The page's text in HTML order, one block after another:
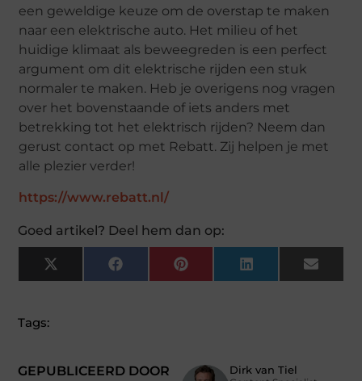
een geweldige keuze om de overstap te maken
naar een elektrische auto. Het milieu of het
huidige klimaat als beweegreden is een perfect
argument om dit elektrische rijden een stuk
normaler te maken. Heb je overigens nog vragen
over het bovenstaande of iets anders met
betrekking tot het elektrisch rijden? Neem dan
gerust contact op met Rebatt. Zij helpen je met
alle plezier verder!
https://www.rebatt.nl/
Goed artikel? Deel hem dan op:
X
(Twitter)
Facebook Pinterest LinkedIn Email
GEPUBLICEERD DOOR Dirk van Tiel
Tags: